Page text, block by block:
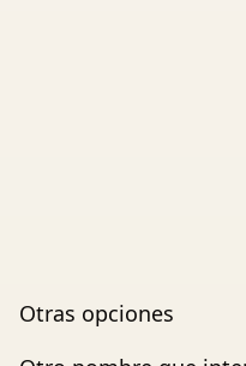
Otras opciones